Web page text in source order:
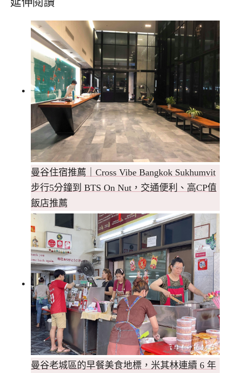
曼谷住宿推薦｜Cross Vibe Bangkok Sukhumvit
步行5分鐘到 BTS On Nut，交通便利、高CP值
飯店推薦
曼谷老城區的早餐美食地標，米其林連續 6 年